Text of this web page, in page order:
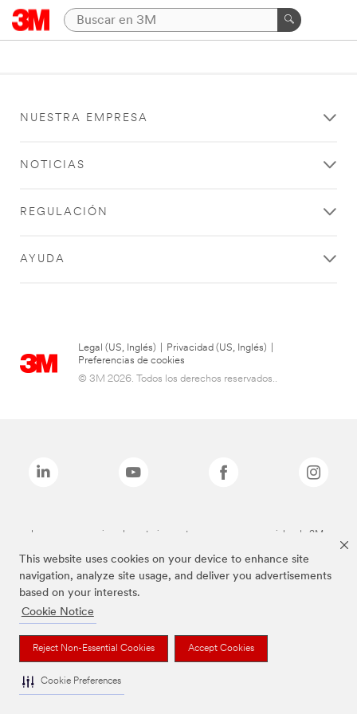
This website uses cookies on your device to enhance site
navigation, analyze site usage, and deliver you advertisements
based on your interests.
Cookie Notice
Reject Non-Essential Cookies Accept Cookies
Cookie Preferences
NUESTRA EMPRESA
NOTICIAS
REGULACIÓN
AYUDA
Legal (US, Inglés) Privacidad (US, Inglés)
Preferencias de cookies
© 3M 2026. Todos los derechos reservados..
Las marcas mencionadas anteriormente son marcas comerciales de 3M.